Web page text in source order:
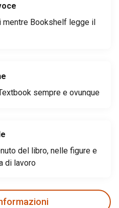
mentre Bookshelf legge il
sempre e ovunque
del libro, nelle figure e
di lavoro